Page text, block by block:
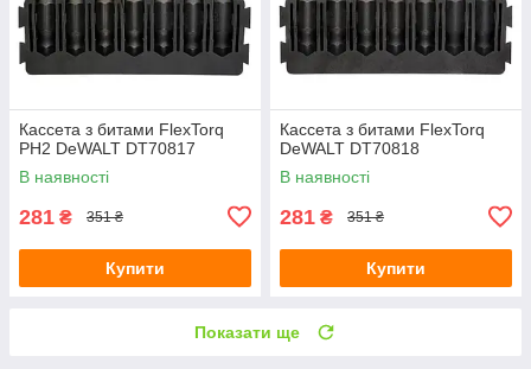
Кассета з битами FlexTorq
PH2 DeWALT DT70817
В наявності
281 ₴ 351 ₴
Купити
Кассета з битами FlexTorq
DeWALT DT70818
В наявності
281 ₴ 351 ₴
Купити
Показати ще